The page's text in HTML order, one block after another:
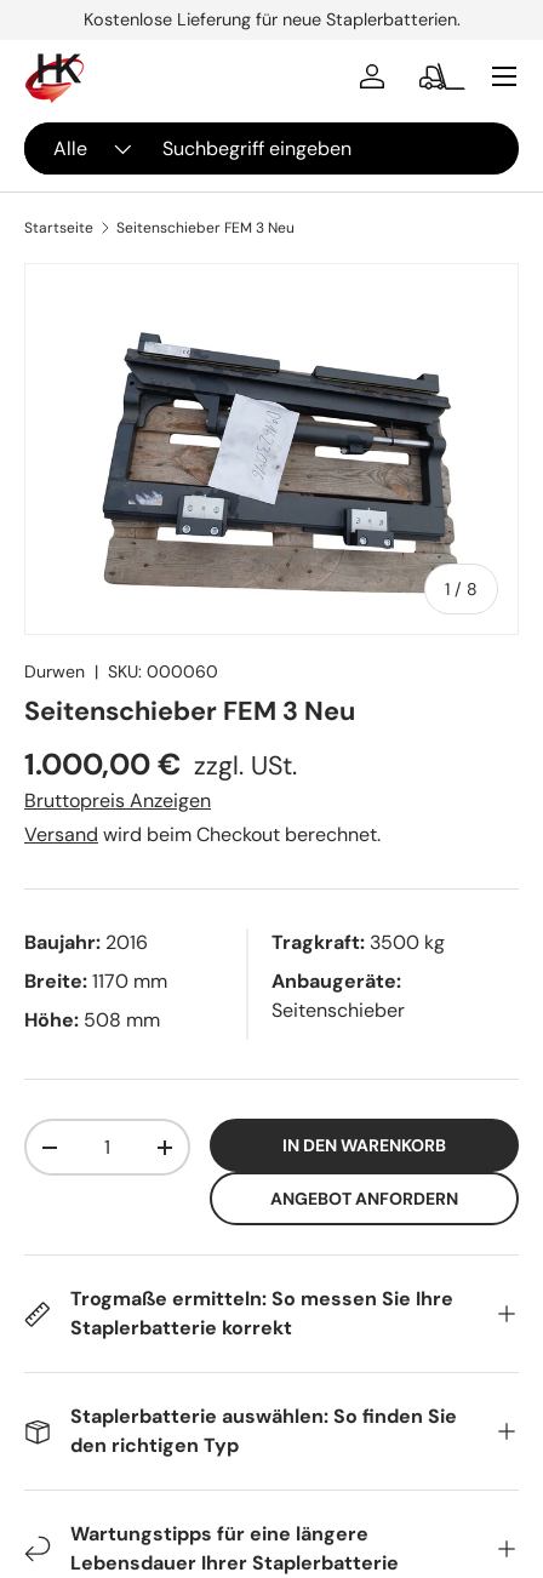
Zum Inhalt springen
Zum Menü springen
Fußzeile springen
Barrierefreiheits-Widget öffnen
Kostenlose Lieferung für neue Staplerbatterien.
Suchen
Art
Alle
EinloggenStapler
Menü
Startseite Seitenschieber FEM 3 Neu
1 / von
8
Durwen | SKU: 000060
Seitenschieber FEM 3 Neu
1.000,00 € zzgl. USt.
Bruttopreis Anzeigen
Versand wird beim Checkout berechnet.
Baujahr: 2016
Breite:
1170 mm
Höhe:
508 mm
Tragkraft:
3500 kg
Anbaugeräte:
Seitenschieber
Anzahl
-
+ IN DEN WARENKORB
ANGEBOT ANFORDERN
Trogmaße ermitteln: So messen Sie Ihre
Staplerbatterie korrekt
Staplerbatterie auswählen: So finden Sie
den richtigen Typ
Wartungstipps für eine längere
Lebensdauer Ihrer Staplerbatterie